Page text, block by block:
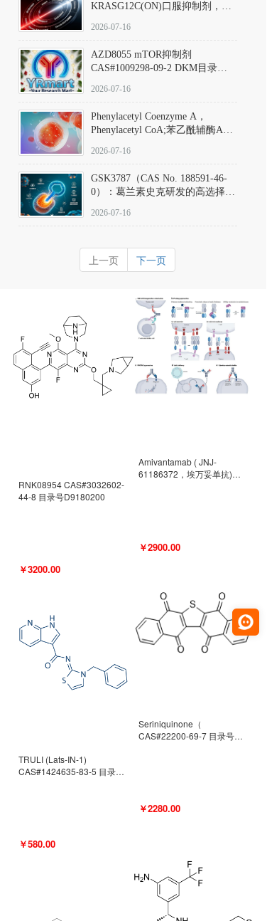
KRASG12C(ON)口服抑制剂，
(Elironrasib)CAS#2641998-63-0
2026-07-16
AZD8055 mTOR抑制剂
CAS#1009298-09-2 DKM目录号
激酶抑制剂的深度剖析
2026-07-16
Phenylacetyl Coenzyme A，
Phenylacetyl CoA;苯乙酰辅酶A
2026-07-16
GSK3787（CAS No. 188591-46-
0）：葛兰素史克研发的高选择
抗剂，被广泛视为研究PPARδ核
靶点药理机制的金标准化学探
针。
2026-07-16
上一页 下一页
RNK08954 CAS#3032602-
44-8 目录号D9180200
￥3200.00
TRULI (Lats-IN-1)
CAS#1424635-83-5 目录号
￥580.00
Amivantamab ( JNJ-
61186372，埃万妥单抗)
￥2900.00
Seriniquinone（
CAS#22200-69-7 目录号
￥2280.00